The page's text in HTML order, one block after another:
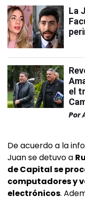
La
el
Por
De acuerdo a la
Juan se detuvo a
de Capital se
computadores y
electrónicos.